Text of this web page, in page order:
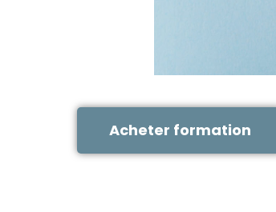
Acheter formation